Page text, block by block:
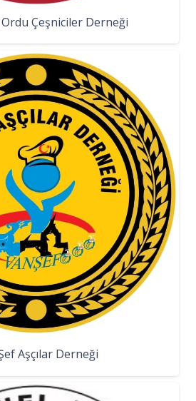
Çeşniciler Derneği
Aşçılar Derneği